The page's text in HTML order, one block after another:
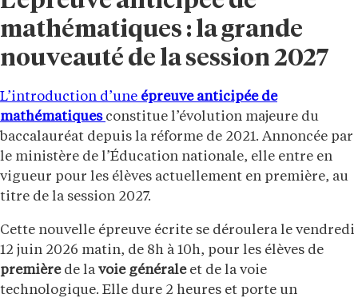
mathématiques : la grande
nouveauté de la session 2027
L’introduction d’une épreuve anticipée de
mathématiques constitue l’évolution majeure du
baccalauréat depuis la réforme de 2021. Annoncée par
le ministère de l’Éducation nationale, elle entre en
vigueur pour les élèves actuellement en première, au
titre de la session 2027.
Cette nouvelle épreuve écrite se déroulera le vendredi
12 juin 2026 matin, de 8h à 10h, pour les élèves de
premièrede la voie généraleet de la voie
technologique. Elle dure 2 heures et porte un